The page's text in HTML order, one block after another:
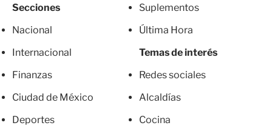
Secciones
Nacional
Internacional
Finanzas
Ciudad de México
Deportes
Suplementos
Última Hora
Temas de interés
Redes sociales
Alcaldías
Cocina